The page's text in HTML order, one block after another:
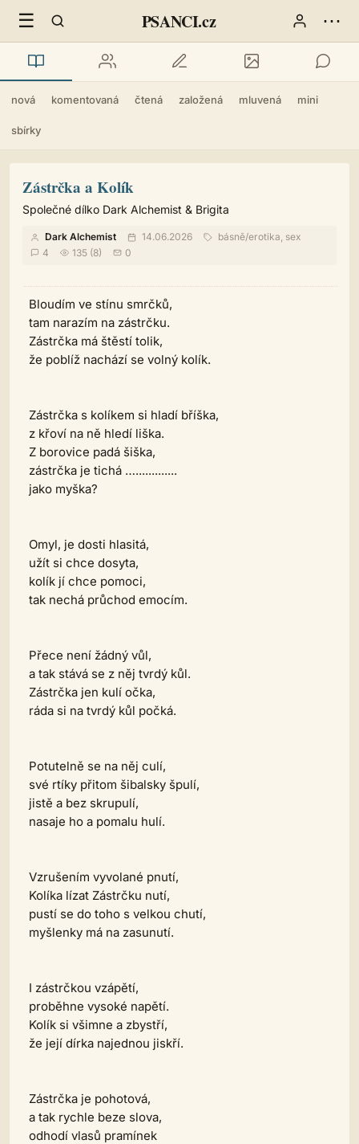
☰ PSANCI.cz ⋯
nová komentovaná čtená založená mluvená mini
sbírky
Zástrčka a Kolík
Společné dílko Dark Alchemist & Brigita
Dark Alchemist 14.06.2026 básně/erotika, sex
4
135 (8) 0
Bloudím ve stínu smrčků,
tam narazím na zástrčku.
Zástrčka má štěstí tolik,
že poblíž nachází se volný kolík.
Zástrčka s kolíkem si hladí bříška,
z křoví na ně hledí liška.
Z borovice padá šiška,
zástrčka je tichá ….............
jako myška?
Omyl, je dosti hlasitá,
užít si chce dosyta,
kolík jí chce pomoci,
tak nechá průchod emocím.
Přece není žádný vůl,
a tak stává se z něj tvrdý kůl.
Zástrčka jen kulí očka,
ráda si na tvrdý kůl počká.
Potutelně se na něj culí,
své rtíky přitom šibalsky špulí,
jistě a bez skrupulí,
nasaje ho a pomalu hulí.
Vzrušením vyvolané pnutí,
Kolíka lízat Zástrčku nutí,
pustí se do toho s velkou chutí,
myšlenky má na zasunutí.
I zástrčkou vzápětí,
proběhne vysoké napětí.
Kolík si všimne a zbystří,
že její dírka najednou jiskří.
Zástrčka je pohotová,
a tak rychle beze slova,
odhodí vlasů pramínek